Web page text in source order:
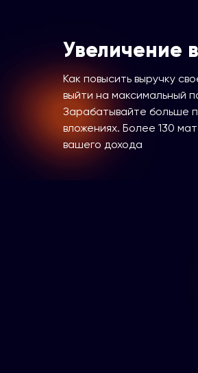
Увеличение
Как повысить выручку
выйти на максимальный
Зарабатывайте больше
вложениях. Более 130
вашего дохода